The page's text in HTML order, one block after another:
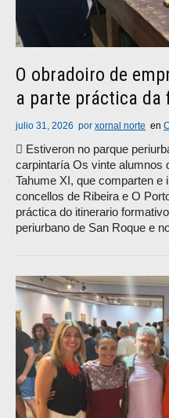
O obradoiro de
a parte práctica da
julio 31, 2026 por xornal norte en
 Estiveron no parque
carpintaría Os vinte alumnos
Tahume XI, que comparten e
concellos de Ribeira e O
práctica do itinerario
periurbano de San Roque e